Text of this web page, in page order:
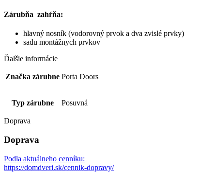
Zárubňa zahŕňa:
hlavný nosník (vodorovný prvok a dva zvislé prvky)
sadu montážnych prvkov
Ďalšie informácie
Značka zárubne Porta Doors
Typ zárubne Posuvná
Doprava
Doprava
Podla aktuálneho cenníku:
https://domdveri.sk/cennik-dopravy/